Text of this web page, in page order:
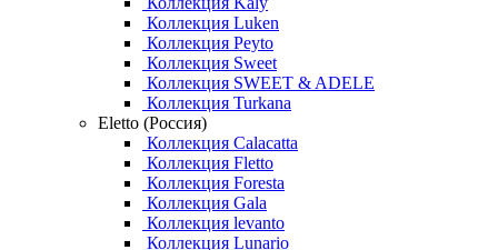
Коллекция Luken
Коллекция Peyto
Коллекция Sweet
Коллекция SWEET & ADELE
Коллекция Turkana
Eletto (Россия)
Коллекция Calacatta
Коллекция Fletto
Коллекция Foresta
Коллекция Gala
Коллекция levanto
Коллекция Lunario